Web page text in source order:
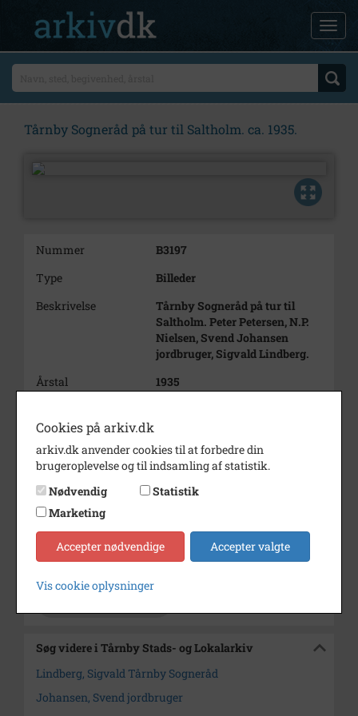
Tårnby Sogneråd på tur til Saltholm. ca. 1935.
Nummer
B3197
Type
Billeder
Beskrivelse
Tårnby Sogneråd på tur til
Saltholm. Peter Petersen, N.P.
Nielsen, Svend Johansen
jordbruger, Sigvald Lindberg.
Årstal
1935
Fotograf
Se på kort
Type
Sogn (1000-2050)
Enhed
Kommune) (1918-2050)
Arkiv
Tårnby Stads- og Lokalarkiv
Søg videre i Tårnby Stads- og Lokalarkiv
Lindberg, Sigvald Tårnby Sogneråd
Johansen, Svend jordbruger
Cookies på arkiv.dk
arkiv.dk anvender cookies til at forbedre din
brugeroplevelse og til indsamling af statistik.
Nødvendig
Statistik
Marketing
Accepter nødvendige Accepter valgte
Vis cookie oplysninger